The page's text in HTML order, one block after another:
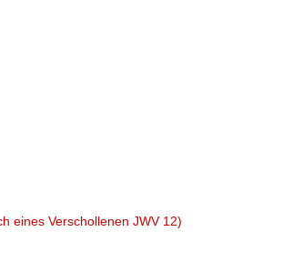
eines Verschollenen JWV 12)